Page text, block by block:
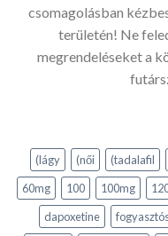
csomagolásban
területén! Ne
megrendeléseket a
(lágy (női (tadalafil
60mg
100 100mg
dapoxetine